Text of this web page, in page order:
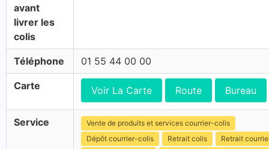
avant
livrer les
colis
Téléphone 01 55 44 00 00
Carte Voir La Carte Route Bureau
Service
Vente de produits et services courrier-colis
Dépôt courrier-colis
Retrait colis
Retrait